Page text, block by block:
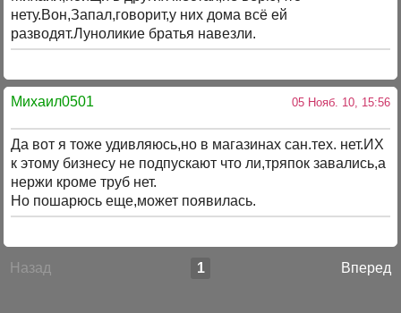
нету.Вон,Запал,говорит,у них дома всё ей
разводят.Луноликие братья навезли.
Михаил0501 05 Нояб. 10, 15:56
Да вот я тоже удивляюсь,но в магазинах сан.тех. нет.ИХ
к этому бизнесу не подпускают что ли,тряпок завались,а
нержи кроме труб нет.
Но пошарюсь еще,может появилась.
Назад Вперед
1